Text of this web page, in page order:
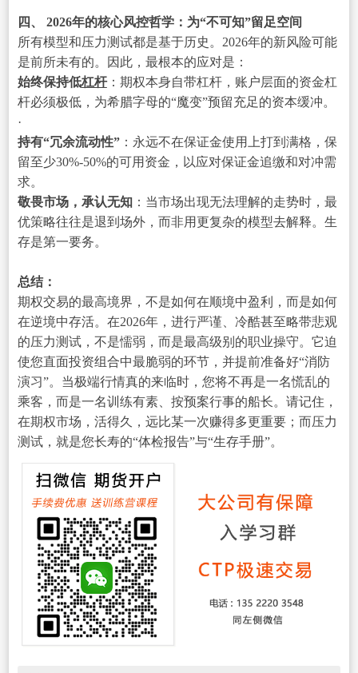
四、 2026年的核心风控哲学：为“不可知”留足空间
所有模型和压力测试都是基于历史。2026年的新风险可能
是前所未有的。因此，最根本的应对是：
始终保持低杠杆：期权本身自带杠杆，账户层面的资金杠
杆必须极低，为希腊字母的“魔变”预留充足的资本缓冲。
·
持有“冗余流动性”：永远不在保证金使用上打到满格，保
留至少30%-50%的可用资金，以应对保证金追缴和对冲需
求。
敬畏市场，承认无知：当市场出现无法理解的走势时，最
优策略往往是退到场外，而非用更复杂的模型去解释。生
存是第一要务。
总结：
期权交易的最高境界，不是如何在顺境中盈利，而是如何
在逆境中存活。在2026年，进行严谨、冷酷甚至略带悲观
的压力测试，不是懦弱，而是最高级别的职业操守。它迫
使您直面投资组合中最脆弱的环节，并提前准备好“消防
演习”。当极端行情真的来临时，您将不再是一名慌乱的
乘客，而是一名训练有素、按预案行事的船长。请记住，
在期权市场，活得久，远比某一次赚得多更重要；而压力
测试，就是您长寿的“体检报告”与“生存手册”。